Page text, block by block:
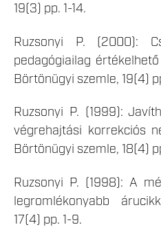
19(3) pp. 1-14.
Ruzsonyi P. (2000):
pedagógiailag
Börtönügyi szemle, 19(4)
Ruzsonyi P. (1999):
végrehajtási korrekciós
Börtönügyi szemle, 18(4)
Ruzsonyi P. (1998): A
legromlékonyabb
17(4) pp. 1-9.